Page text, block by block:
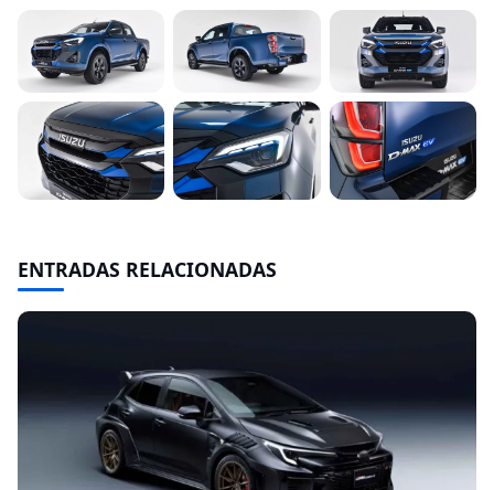
ENTRADAS RELACIONADAS